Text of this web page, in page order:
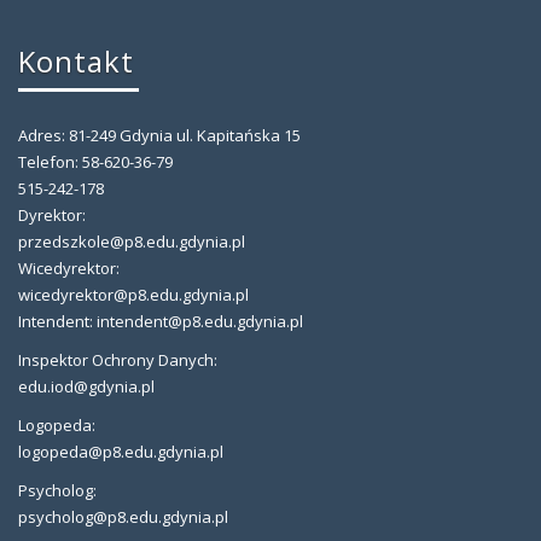
Kontakt
Adres: 81-249 Gdynia ul. Kapitańska 15
Telefon: 58-620-36-79
515-242-178
Dyrektor:
przedszkole@p8.edu.gdynia.pl
Wicedyrektor:
wicedyrektor@p8.edu.gdynia.pl
Intendent: intendent@p8.edu.gdynia.pl
Inspektor Ochrony Danych:
edu.iod@gdynia.pl
Logopeda:
logopeda@p8.edu.gdynia.pl
Psycholog:
psycholog@p8.edu.gdynia.pl